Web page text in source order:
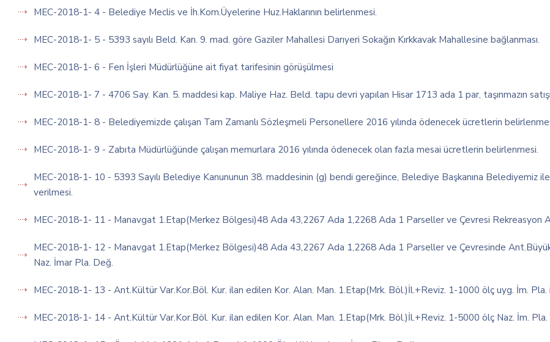
MEC-2018-1- 4 - Belediye Meclis ve İh.Kom.Üyelerine Huz.Haklarının belirlenmesi.
MEC-2018-1- 5 - 5393 sayılı Beld. Kan. 9. mad. göre Gaziler Mahallesi Darıyeri Sokağın Kırkkavak Mahallesine bağlanması.
MEC-2018-1- 6 - Fen İşleri Müdürlüğüne ait fiyat tarifesinin görüşülmesi
MEC-2018-1- 7 - 4706 Say. Kan. 5. maddesi kap. Maliye Haz. Beld. tapu devri yapılan Hisar 1713 ada 1 par, taşınmazın
MEC-2018-1- 8 - Belediyemizde çalışan Tam Zamanlı Sözleşmeli Personellere 2016 yılında ödenecek ücretlerin
MEC-2018-1- 9 - Zabıta Müdürlüğünde çalışan memurlara 2016 yılında ödenecek olan fazla mesai ücretlerin belirlenmesi.
MEC-2018-1- 10 - 5393 Sayılı Belediye Kanununun 38. maddesinin (g) bendi gereğince, Belediye Başkanına Belediyemiz
verilmesi.
MEC-2018-1- 11 - Manavgat 1.Etap(Merkez Bölgesi)48 Ada 43,2267 Ada 1,2268 Ada 1 Parseller ve Çevresi Rekreasyon
MEC-2018-1- 12 - Manavgat 1.Etap(Merkez Bölgesi)48 Ada 43,2267 Ada 1,2268 Ada 1 Parseller ve Çevresinde
Naz. İmar Pla. Değ.
MEC-2018-1- 13 - Ant.Kültür Var.Kor.Böl. Kur. ilan edilen Kor. Alan. Man. 1.Etap(Mrk. Böl.)İl.+Reviz. 1-1000 ölç uyg. İm.
MEC-2018-1- 14 - Ant.Kültür Var.Kor.Böl. Kur. ilan edilen Kor. Alan. Man. 1.Etap(Mrk. Böl.)İl.+Reviz. 1-5000 ölç Naz. İm.